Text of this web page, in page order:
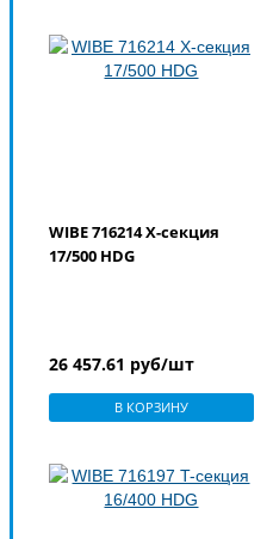
WIBE 716214 X-секция
17/500 HDG
26 457.61 руб/шт
В КОРЗИНУ